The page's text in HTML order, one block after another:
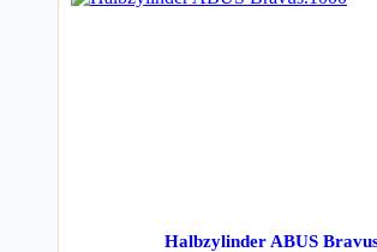
Halbzylinder ABUS